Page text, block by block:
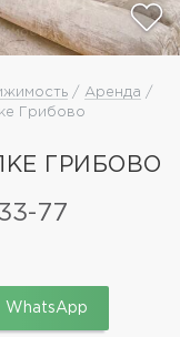
/ Аренда /
Грибово
ГРИБОВО
77
WhatsApp